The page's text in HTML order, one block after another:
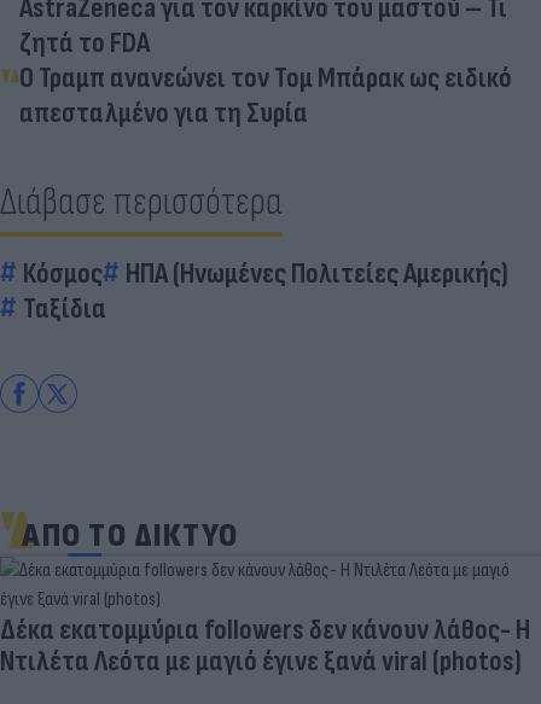
AstraZeneca για τον καρκίνο του μαστού – Τι
ζητά το FDA
Ο Τραμπ ανανεώνει τον Τομ Μπάρακ ως ειδικό
απεσταλμένο για τη Συρία
Διάβασε περισσότερα
Κόσμος
ΗΠΑ (Ηνωμένες Πολιτείες Αμερικής)
Ταξίδια
ΑΠΟ ΤΟ ΔΙΚΤΥΟ
λάθος- Η
(photos)